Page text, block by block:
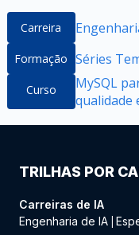
Carreira
Formação Séries
Curso
MySQL
qualidade
TRILHAS POR
Carreiras de IA
Engenharia de IA